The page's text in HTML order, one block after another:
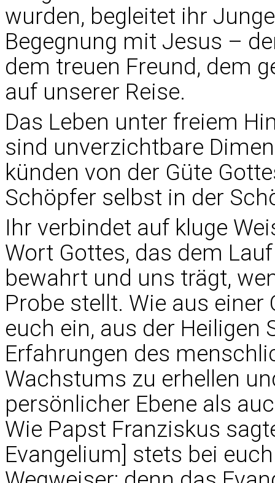
wurden, begleitet ihr
Begegnung mit Jesus –
dem treuen Freund, dem
auf unserer Reise.
Das Leben unter freiem
sind unverzichtbare
künden von der Güte
Schöpfer selbst in der
Ihr verbindet auf kluge
Wort Gottes, das dem
bewahrt und uns trägt,
Probe stellt. Wie aus
euch ein, aus der
Erfahrungen des
Wachstums zu erhellen
persönlicher Ebene als
Wie Papst Franziskus
Evangelium] stets bei